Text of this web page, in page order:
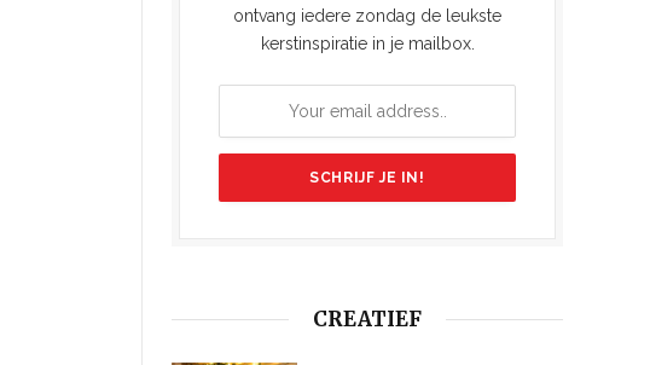
ontvang iedere zondag de leukste
kerstinspiratie in je mailbox.
CREATIEF